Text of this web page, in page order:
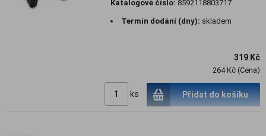
Katalogové číslo: 8592118803717
Termín dodání (dny): skladem
319 Kč
264 Kč (Cena)
ks Přidat do košíku